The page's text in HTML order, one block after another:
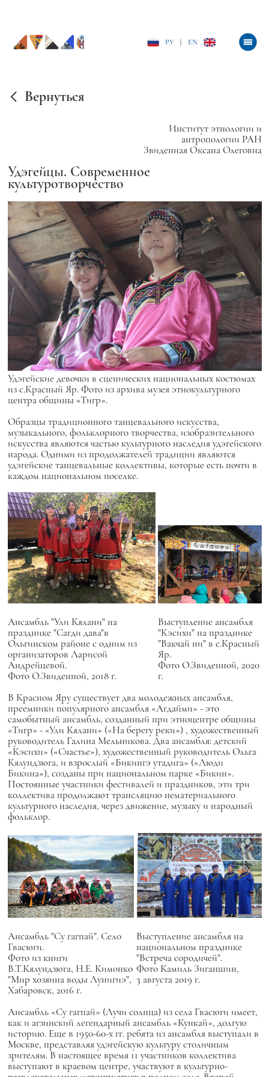
РУ EN
Вернуться
Институт этнологии и
антропологии РАН
Звиденная Оксана Олеговна
Удэгейцы. Современное
культуротворчество
Удэгейские девочки в сценических национальных костюмах
из с.Красный Яр. Фото из архива музея этнокультурного
центра общины «Тигр».
Образцы традиционного танцевального искусства,
музыкального, фольклорного творчества, изобразительного
искусства являются частью культурного наследия удэгейского
народа. Одними из продолжателей традиции являются
удэгейские танцевальные коллективы, которые есть почти в
каждом национальном поселке.
Ансамбль "Ули Кялани" на
празднике "Сагди дава"в
Ольгинском районе с одним из
организаторов Ларисой
Андрейцевой.
Фото О.Звиденной, 2018 г.
Выступление ансамбля
"Кэсихи" на празднике
"Вакчай ни" в с.Красный
Яр.
Фото О.Звиденной, 2020
г.
В Красном Яру существует два молодежных ансамбля,
преемники популярного ансамбля «Агдайми» - это
самобытный ансамбль, созданный при этноцентре общины
«Тигр» - «Ули Кялани» («На берегу реки») , художественный
руководитель Галина Мельникова. Два ансамбля: детский
«Кэсихи» («Счастье»), художественный руководитель Ольга
Кялундзюга, и взрослый «Бикингэ утадига» («Люди
Бикина»), созданы при национальном парке «Бикин».
Постоянные участники фестивалей и праздников, эти три
коллектива продолжают трансляцию нематериального
культурного наследия, через движение, музыку и народный
фольклор.
Ансамбль "Су гагпай". Село
Гвасюги.
Фото из книги
В.Т.Кялундзюга, Н.Е. Кимонко
"Мир хозяина воды Лунигиэ",
Хабаровск, 2016 г.
Выступление ансамбля на
национальном празднике
"Встреча сородичей".
Фото Камиль Зиганшин,
3 августа 2019 г.
Ансамбль «Су гагпай» (Лучи солнца)из села Гвасюги имеет,
как и агзинский легендарный ансамбль «Кункай», долгую
историю. Еще в 1950-60-х гг. ребята из ансамбля выступали в
Москве, представляя удэгейскую культуру столичным
зрителям. В настоящее время 11 участников коллектива
выступают в краевом центре, участвуют в культурно-